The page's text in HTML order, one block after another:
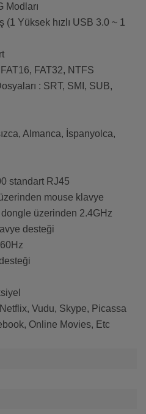
Modları
Yüksek hızlı USB 3.0 ~ 1
FAT32, NTFS
: SRT, SMI, SUB,
Almanca, İspanyolca,
standart RJ45
mouse klavye
üzerinden 2.4GHz
desteği
Vudu, Skype, Picassa
Online Movies, Etc